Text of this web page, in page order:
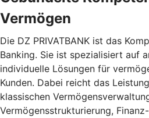
Vermögen
Die DZ PRIVATBANK ist das
Banking. Sie ist spezialisiert auf
individuelle Lösungen für
Kunden. Dabei reicht das
klassischen
Vermögensstrukturierung,